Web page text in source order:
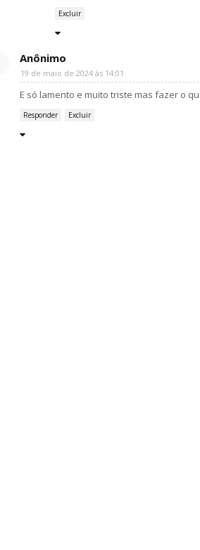
Excluir
Anônimo
19 de maio de 2024 às 14:01
E só lamento e muito triste mas fazer o
Responder Excluir